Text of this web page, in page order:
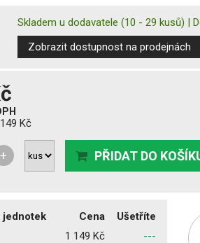
Skladem u dodavatele (10 - 29 kusů) |
Zobrazit dostupnost na prodejnách
Kč
+ PŘIDAT DO
jednotek Cena
Ušetříte
1 149 Kč ---